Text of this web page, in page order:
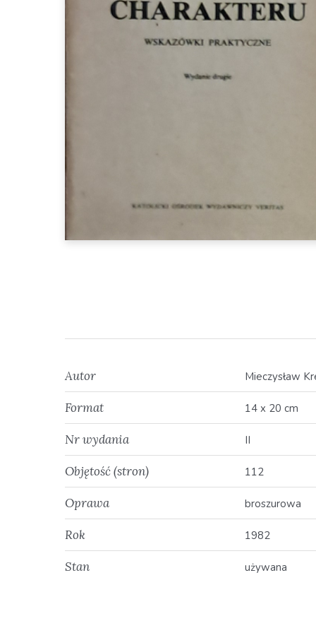
Autor Mieczysław
Format 14 x 20 cm
Nr wydania II
Objętość (stron) 112
Oprawa broszurowa
Rok 1982
Stan używana